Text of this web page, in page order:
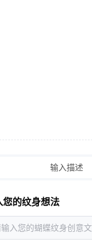
输入描述
您的纹身想法